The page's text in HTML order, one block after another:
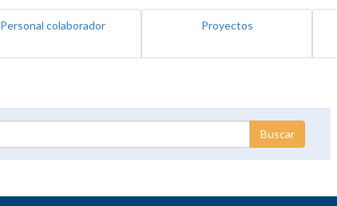
Personal colaborador Proyectos